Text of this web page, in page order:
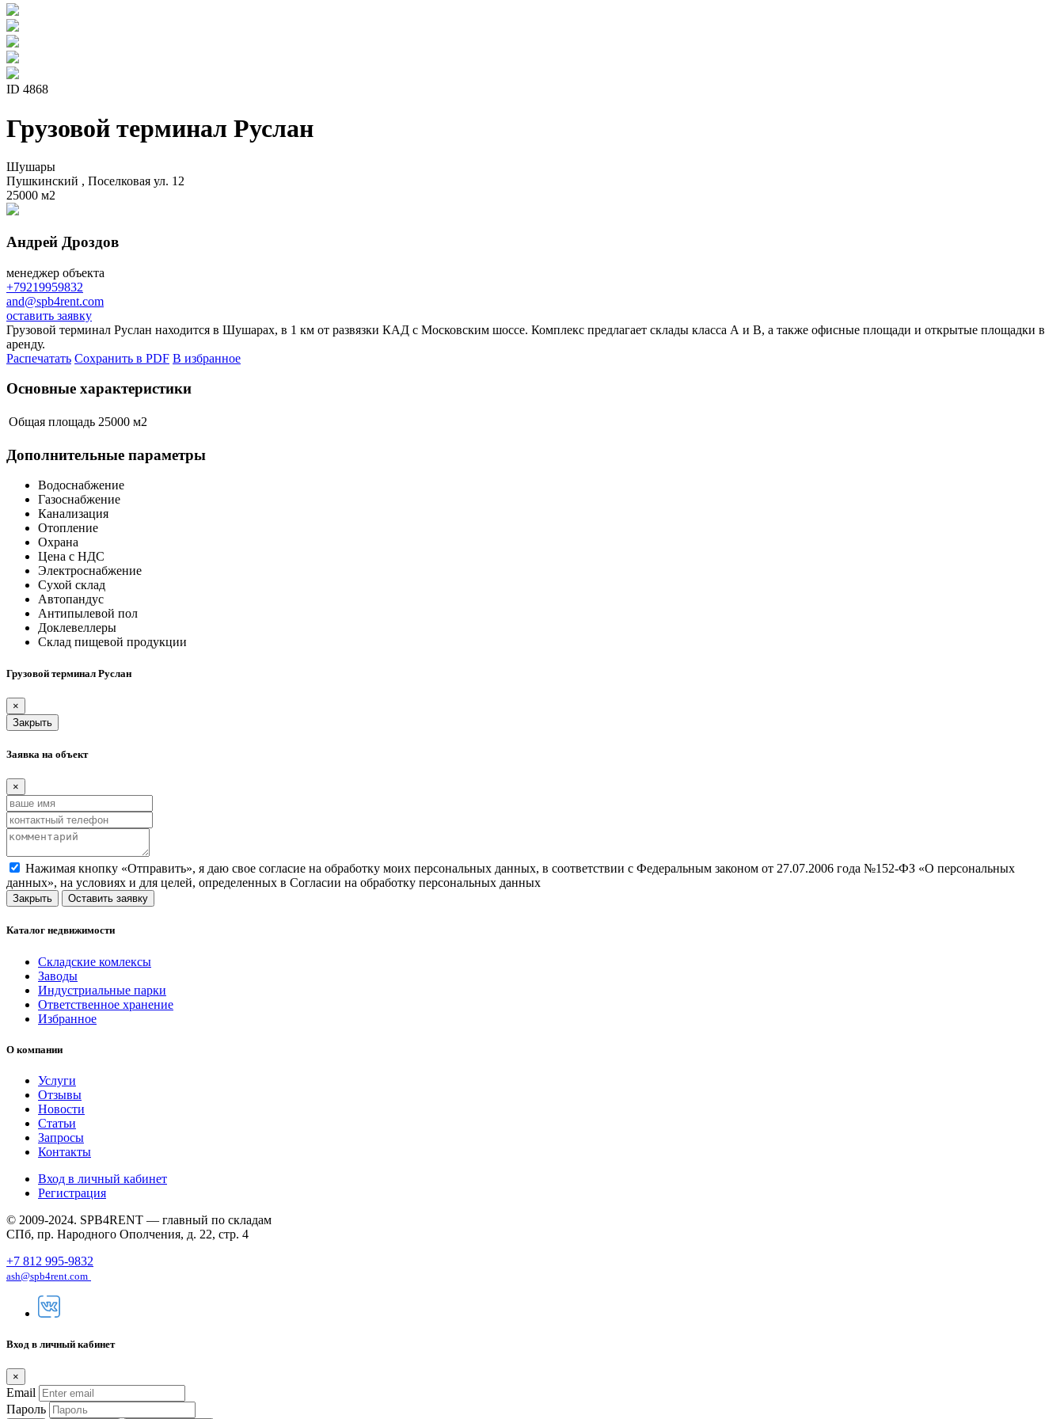
ID 4868
Грузовой терминал Руслан
Шушары
Пушкинский , Поселковая ул. 12
25000 м2
Андрей Дроздов
менеджер объекта
+79219959832
and@spb4rent.com
оставить заявку
Грузовой терминал Руслан находится в Шушарах, в 1 км от развязки КАД с Московским шоссе. Комплекс предлагает склады класса А и B, а также офисные площади и открытые площадки в
аренду.
Распечатать Сохранить в PDF В избранное
Основные характеристики
Общая площадь 25000 м2
Дополнительные параметры
Водоснабжение
Газоснабжение
Канализация
Отопление
Охрана
Цена с НДС
Электроснабжение
Сухой склад
Автопандус
Антипылевой пол
Доклевеллеры
Склад пищевой продукции
Грузовой терминал Руслан
×
Закрыть
Заявка на объект
×
Нажимая кнопку «Отправить», я даю свое согласие на обработку моих персональных данных, в соответствии с Федеральным законом от 27.07.2006 года №152-ФЗ «О персональных
данных», на условиях и для целей, определенных в Согласии на обработку персональных данных
Закрыть Оставить заявку
Каталог недвижимости
Складские комлексы
Заводы
Индустриальные парки
Ответственное хранение
Избранное
О компании
Услуги
Отзывы
Новости
Статьи
Запросы
Контакты
Вход в личный кабинет
Регистрация
© 2009-2024. SPB4RENT — главный по складам
СПб, пр. Народного Ополчения, д. 22, стр. 4
+7 812 995-9832
ash@spb4rent.com
Вход в личный кабинет
×
Email
Пароль